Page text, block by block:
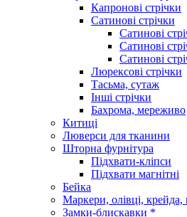
Капронові стрічки
Сатинові стрічки
Сатинові
Сатинові
Сатинові
Люрексові стрічки
Тасьма, сутаж
Інші стрічки
Бахрома, мереживо
Китиці
Люверси для тканини
Шторна фурнітура
Підхвати-кліпси
Підхвати магнітні
Бейка
Маркери, олівці, крейда,
Замки-блискавки *